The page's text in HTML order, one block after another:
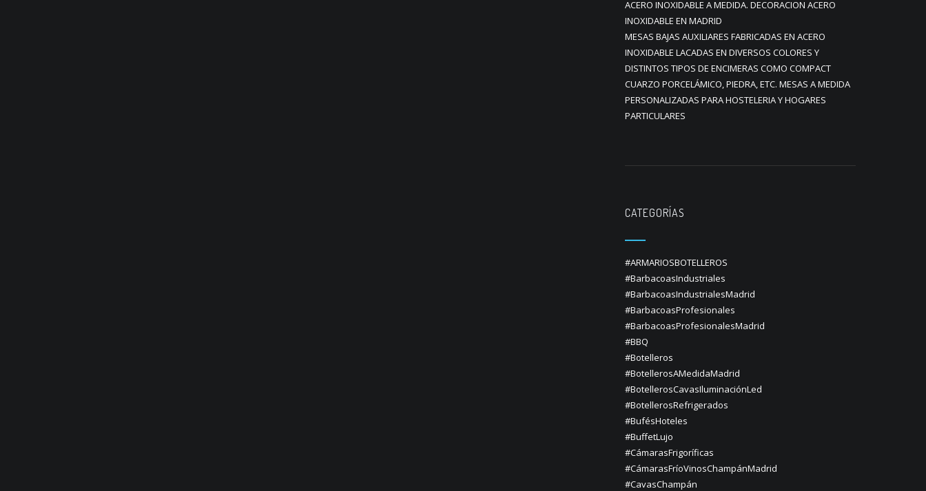
ACERO INOXIDABLE A MEDIDA. DECORACION ACERO
INOXIDABLE EN MADRID
MESAS BAJAS AUXILIARES FABRICADAS EN ACERO
INOXIDABLE LACADAS EN DIVERSOS COLORES Y
DISTINTOS TIPOS DE ENCIMERAS COMO COMPACT
CUARZO PORCELÁMICO, PIEDRA, ETC. MESAS A MEDIDA
PERSONALIZADAS PARA HOSTELERIA Y HOGARES
PARTICULARES
CATEGORÍAS
#ARMARIOSBOTELLEROS
#BarbacoasIndustriales
#BarbacoasIndustrialesMadrid
#BarbacoasProfesionales
#BarbacoasProfesionalesMadrid
#BBQ
#Botelleros
#BotellerosAMedidaMadrid
#BotellerosCavasIluminaciónLed
#BotellerosRefrigerados
#BufésHoteles
#BuffetLujo
#CámarasFrigoríficas
#CámarasFríoVinosChampánMadrid
#CavasChampán